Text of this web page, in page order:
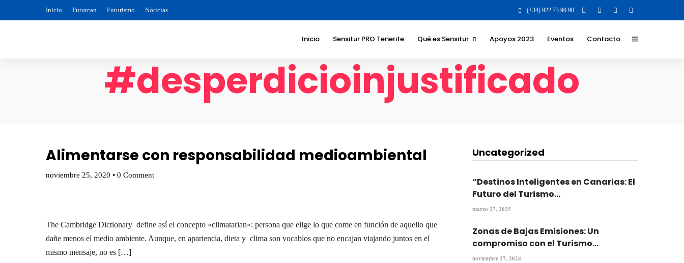
(+34) 922 73 90 90
Inicio Futurcan Futurismo Noticias
Inicio Sensitur PRO Tenerife Qué es Sensitur
Beneficios y Valores para la
Sociedad
Beneficios para el destino
turístico
Responsabilidad Social
Apoyos 2023 Eventos Contacto
#desperdicioinjustificado
Alimentarse con responsabilidad medioambiental
noviembre 25, 2020 • 0 Comment
The Cambridge Dictionary define así el concepto «climatarian»: persona que elige lo que come en función de aquello que
dañe menos el medio ambiente. Aunque, en apariencia, dieta y clima son vocablos que no encajan viajando juntos en el
mismo mensaje, no es […]
Uncategorized
“Destinos Inteligentes en Canarias: El
Futuro del Turismo...
marzo 27, 2025
Zonas de Bajas Emisiones: Un
compromiso con el Turismo...
noviembre 27, 2024